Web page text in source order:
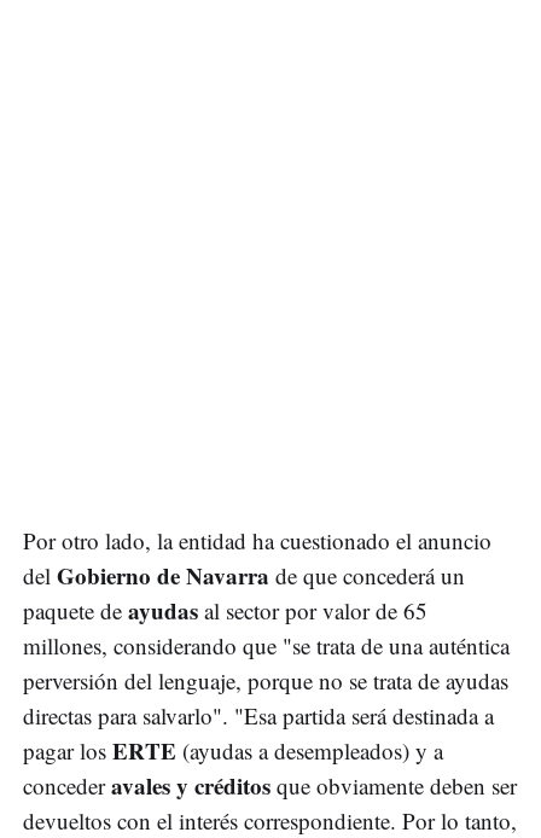
Por otro lado, la entidad ha cuestionado el anuncio
del Gobierno de Navarra de que concederá un
paquete de ayudas al sector por valor de 65
millones, considerando que "se trata de una auténtica
perversión del lenguaje, porque no se trata de ayudas
directas para salvarlo". "Esa partida será destinada a
pagar los ERTE (ayudas a desempleados) y a
concederavales y créditos que obviamente deben ser
devueltos con el interés correspondiente. Por lo tanto,